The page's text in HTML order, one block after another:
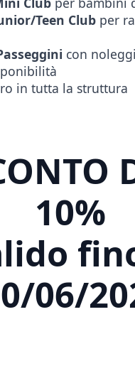
Teen Club per
con
in tutta la struttura
10%
06/